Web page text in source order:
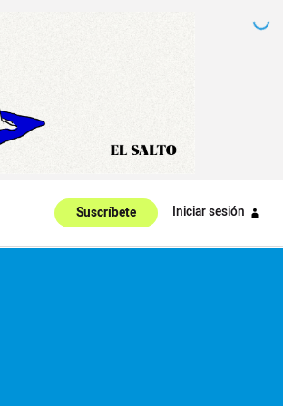
Suscríbete Iniciar sesión